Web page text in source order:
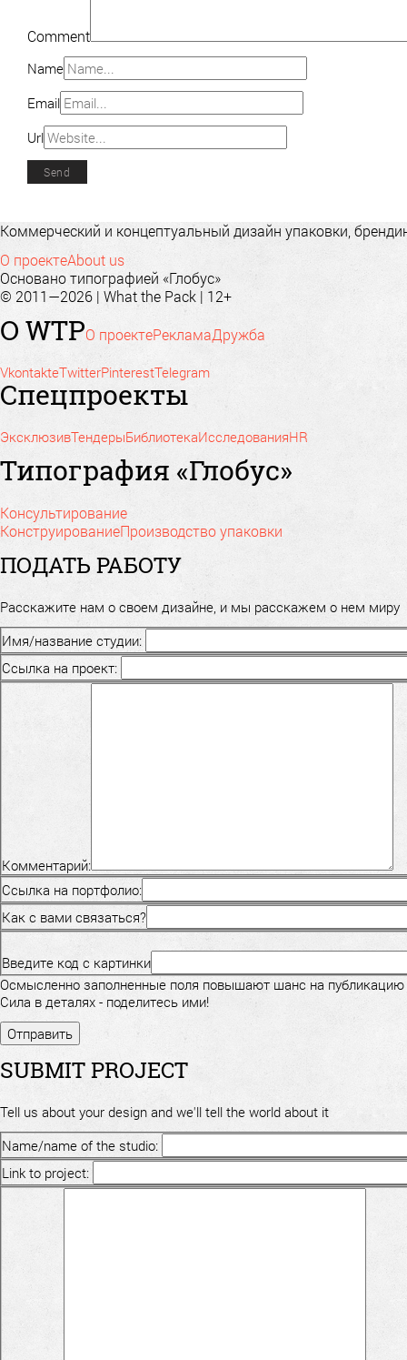
Comment
Name
Email
Url
Коммерческий и концептуальный дизайн упаковки,
О проектеAbout us
Основано типографией «Глобус»
© 2011—2026 | What the Pack | 12+
О WTPО проектеРекламаДружба
VkontakteTwitterPinterestTelegram
Спецпроекты
ЭксклюзивТендерыБиблиотекаИсследованияHR
Типография «Глобус»
Консультирование
КонструированиеПроизводство упаковки
ПОДАТЬ РАБОТУ
Расскажите нам о своем дизайне, и мы расскажем о нем миру
Имя/название студии:
Ссылка на проект:
Комментарий:
Ссылка на портфолио:
Как с вами связаться?
Введите код с картинки
Осмысленно заполненные поля повышают шанс на публикацию
Сила в деталях - поделитесь ими!
SUBMIT PROJECT
Tell us about your design and we'll tell the world about it
Name/name of the studio:
Link to project: